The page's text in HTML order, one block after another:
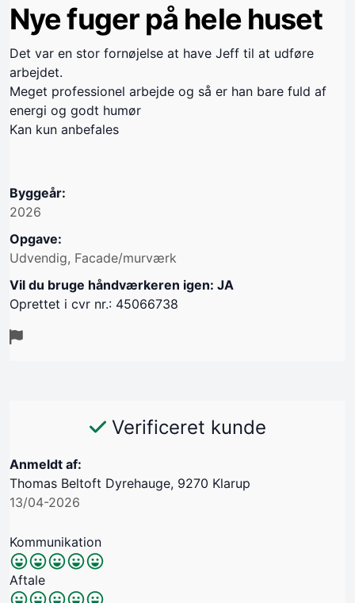
Nye fuger på hele huset
Det var en stor fornøjelse at have Jeff til at udføre
arbejdet.
Meget professionel arbejde og så er han bare fuld af
energi og godt humør
Kan kun anbefales
Byggeår:
2026
Opgave:
Udvendig, Facade/murværk
Vil du bruge håndværkeren igen: JA
Oprettet i cvr nr.: 45066738
Verificeret kunde
Anmeldt af:
Thomas Beltoft Dyrehauge, 9270 Klarup
13/04-2026
Kommunikation
Aftale